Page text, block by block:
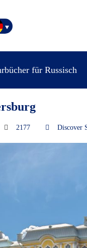
für Russisch
2177 Discover